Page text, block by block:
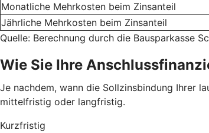
Monatliche Mehrkosten beim Zinsanteil
Jährliche Mehrkosten beim Zinsanteil
Quelle: Berechnung durch die Bausparkasse
Wie Sie Ihre
Je nachdem, wann die Sollzinsbindung Ihrer
mittelfristig oder langfristig.
Kurzfristig